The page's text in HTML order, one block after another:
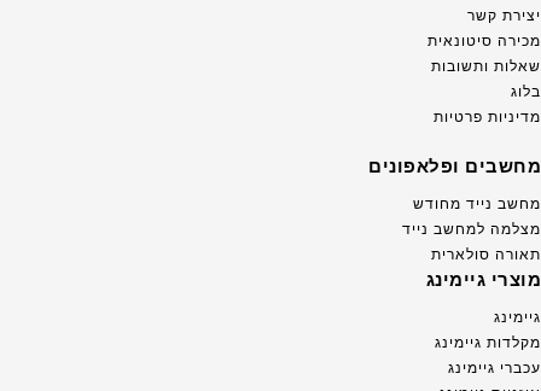
יצירת קשר
מכירה סיטונאית
שאלות ותשובות
בלוג
מדיניות פרטיות
מחשבים ופלאפונים
מחשב נייד מחודש
מצלמה למחשב נייד
תאורה סולארית
מוצרי גיימינג
גיימינג
מקלדות גיימינג
עכברי גיימינג